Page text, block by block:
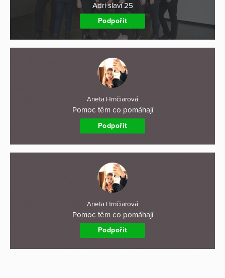
Adri slaví 25
Podpořit
Aneta Hrnčiarová
Pomoc těm co pomáhají
Podpořit
Aneta Hrnčiarová
Pomoc těm co pomáhají
Podpořit